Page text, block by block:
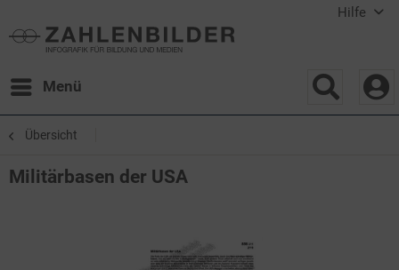
Hilfe
Menü
Übersicht
Militärbasen der USA